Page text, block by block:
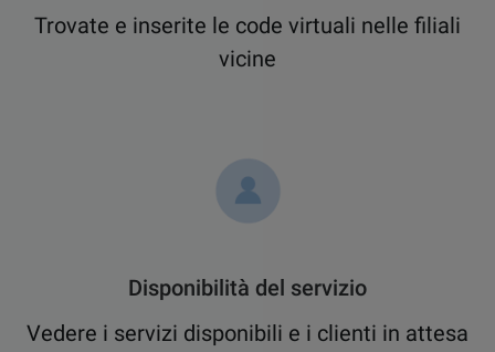
Trovate e inserite le code virtuali nelle filiali
vicine
Disponibilità del servizio
Vedere i servizi disponibili e i clienti in attesa